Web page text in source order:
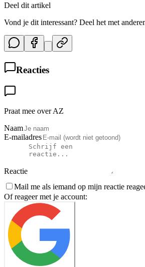
Deel dit artikel
Vond je dit interessant? Deel het met
Reacties
Praat mee over AZ
Naam
E-mailadres
Reactie
Mail me als iemand op mijn reactie
Of reageer met je account: